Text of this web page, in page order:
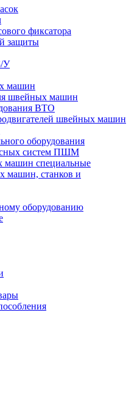
фиксатора
защиты
У
машин
швейных машин
ВТО
швейных машин
оборудования
систем ПШМ
машин специальные
машин, станков и
оборудованию